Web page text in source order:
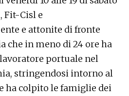
Fit-Cisl e
e attonite di fronte
che in meno di 24 ore ha
portuale nel
stringendosi intorno al
ha colpito le famiglie dei